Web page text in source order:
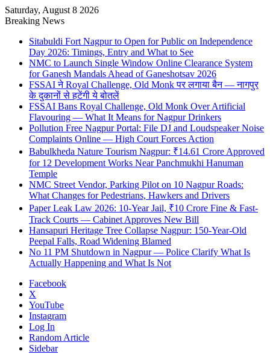
Saturday, August 8 2026
Breaking News
Sitabuldi Fort Nagpur to Open for Public on Independence
Day 2026: Timings, Entry and What to See
NMC to Launch Single Window Online Clearance System
for Ganesh Mandals Ahead of Ganeshotsav 2026
FSSAI ने Royal Challenge, Old Monk पर लगाया बैन — नागपुर
के दुकानों से हटेंगी ये बोतलें
FSSAI Bans Royal Challenge, Old Monk Over Artificial
Flavouring — What It Means for Nagpur Drinkers
Pollution Free Nagpur Portal: File DJ and Loudspeaker Noise
Complaints Online — High Court Forces Action
Babulkheda Nature Tourism Nagpur: ₹14.61 Crore Approved
for 12 Development Works Near Panchmukhi Hanuman
Temple
NMC Street Vendor, Parking Pilot on 10 Nagpur Roads:
What Changes for Pedestrians, Hawkers and Drivers
Paper Leak Law 2026: 10-Year Jail, ₹10 Crore Fine & Fast-
Track Courts — Cabinet Approves New Bill
Hansapuri Heritage Tree Collapse Nagpur: 150-Year-Old
Peepal Falls, Road Widening Blamed
No 11 PM Shutdown in Nagpur — Police Clarify What Is
Actually Happening and What Is Not
Facebook
X
YouTube
Instagram
Log In
Random Article
Sidebar